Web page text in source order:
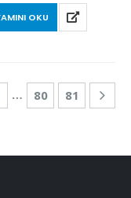
OKU
… 80 81